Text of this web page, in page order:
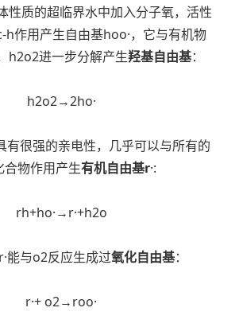
性质的超临界水中加入分子氧，活性
h作用产生自由基hoo·，它与有机物
h2o2进一步分解产生羟基自由基：
h2o2→2ho·
有很强的亲电性，几乎可以与所有的
合物作用产生有机自由基r·:
rh+ho·→r·+h2o
能与o2反应生成过氧化自由基：
r·+ o2→roo·